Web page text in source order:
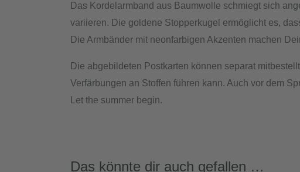
Das Kordelarmband aus Baumwolle schmiegt sich
variieren. Die goldene Stopperkugel ermöglicht es,
Die Armbänder mit neonfarbigen Akzenten machen
Die abgebildeten Postkarten können separat
Verfärbungen an Stoffen führen kann. Auch vor dem
Let the summer begin.
Das könnte dir auch gefallen …